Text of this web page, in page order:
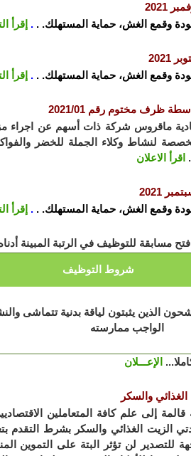
وقمع الغش، حماية المستهلك. . . إقرأ
وقمع الغش، حماية المستهلك. . . إقرأ
ظرف مختوم رقم 2021/01
ماقروس شركة ذات أسهم عن
لنشاط وكلاء الجملة للخضر
اقرأ الاعلان
2021
وقمع الغش، حماية المستهلك. . . إقرأ
مسابقة للتوظيف في الرتبة المبينة أدناه
شروط التوظيف
الذين يثبتون لياقة بدنية تتماشى
الواجب ممارسته
الإعـــلان
والسكر
قالمة إلى علم كافة المتعاملين
الزيت الغذائي والسكر بشرط
للتصدير لن تؤثر البتة على التموين